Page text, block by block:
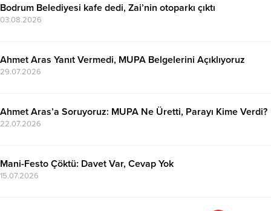
Bodrum Belediyesi kafe dedi, Zai’nin otoparkı çıktı
03.08.2026
Ahmet Aras Yanıt Vermedi, MUPA Belgelerini Açıklıyoruz
29.07.2026
Ahmet Aras’a Soruyoruz: MUPA Ne Üretti, Parayı Kime Verdi?
22.07.2026
Mani-Festo Çöktü: Davet Var, Cevap Yok
15.07.2026